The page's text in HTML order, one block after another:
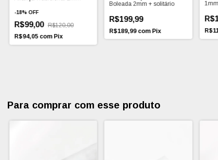
-18% OFF
R$99,00 R$120,00
R$94,05 com Pix
Boleada 2mm + solitário
R$199,99
R$189,99 com Pix
Para comprar com esse produto